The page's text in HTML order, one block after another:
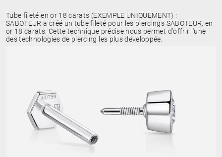
Tube fileté en or 18 carats (EXEMPLE UNIQUEMENT) :
SABOTEUR a créé un tube fileté pour les piercings SABOTEUR, en
or 18 carats. Cette technique précise nous permet d'offrir l'une
des technologies de piercing les plus développée.